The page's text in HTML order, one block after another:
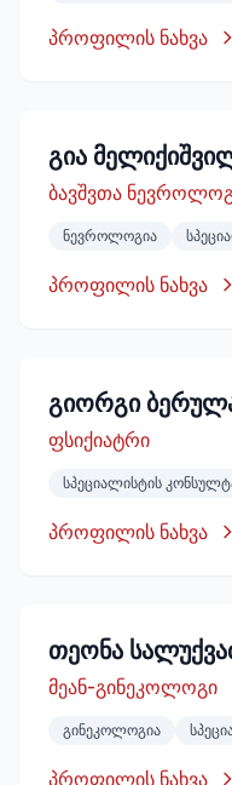
პროფილის ნახვა
გია
ბავშვთა
ნევროლოგია
პროფილის ნახვა
გიორგი
ფსიქიატრი
სპეციალისტის
პროფილის ნახვა
თეონა
მეან-გინეკოლოგი
გინეკოლოგია
პროფილის ნახვა